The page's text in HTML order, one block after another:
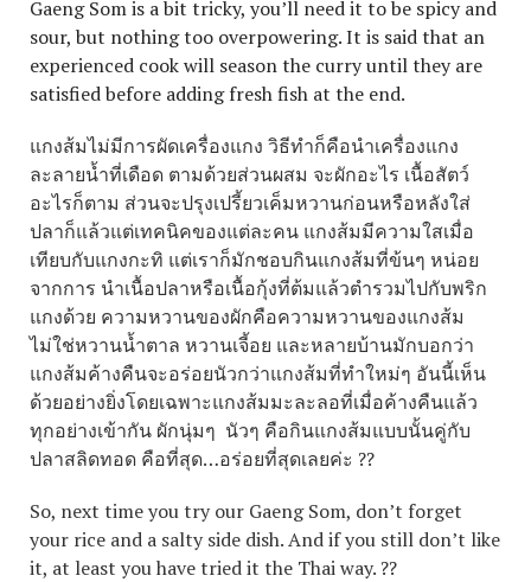
Gaeng Som is a bit tricky, you’ll need it to be spicy and
sour, but nothing too overpowering. It is said that an
experienced cook will season the curry until they are
satisfied before adding fresh fish at the end.
แกงส้มไม่มีการผัดเครื่องแกง วิธีทำก็คือนำเครื่องแกง
ละลายน้ำที่เดือด ตามด้วยส่วนผสม จะผักอะไร เนื้อสัตว์
อะไรก็ตาม ส่วนจะปรุงเปรี้ยวเค็มหวานก่อนหรือหลังใส่
ปลาก็แล้วแต่เทคนิคของแต่ละคน แกงส้มมีความใสเมื่อ
เทียบกับแกงกะทิ แต่เราก็มักชอบกินแกงส้มที่ข้นๆ หน่อย
จากการ นำเนื้อปลาหรือเนื้อกุ้งที่ต้มแล้วตำรวมไปกับพริก
แกงด้วย ความหวานของผักคือความหวานของแกงส้ม
ไม่ใช่หวานน้ำตาล หวานเจี้อย และหลายบ้านมักบอกว่า
แกงส้มค้างคืนจะอร่อยนัวกว่าแกงส้มที่ทำใหม่ๆ อันนี้เห็น
ด้วยอย่างยิ่งโดยเฉพาะแกงส้มมะละลอที่เมื่อค้างคืนแล้ว
ทุกอย่างเข้ากัน ผักนุ่มๆ นัวๆ คือกินแกงส้มแบบนั้นคู่กับ
ปลาสลิดทอด คือที่สุด…อร่อยที่สุดเลยค่ะ ??
So, next time you try our Gaeng Som, don’t forget
your rice and a salty side dish. And if you still don’t like
it, at least you have tried it the Thai way. ??